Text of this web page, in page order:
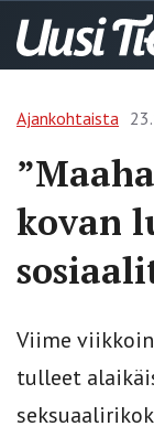
Ajankohtaista
kovan
Viime
tulleet